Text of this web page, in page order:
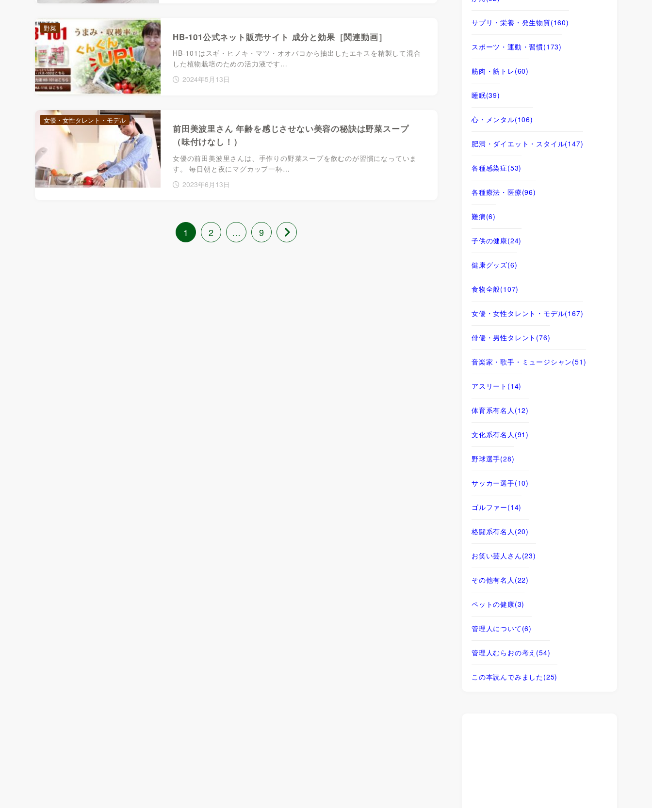
HB-101公式ネット販売サイト 成分と効果［関連動画］
HB-101はスギ・ヒノキ・マツ・オオバコから抽出したエキスを精製して混合
した植物栽培のための活力液です…
2024年5月13日
野菜
前田美波里さん 年齢を感じさせない美容の秘訣は野菜スープ
（味付けなし！）
女優の前田美波里さんは、手作りの野菜スープを飲むのが習慣になっていま
す。 毎日朝と夜にマグカップ一杯…
2023年6月13日
女優・女性タレント・モデル
1 2 … 9
サプリ・栄養・発生物質(160)
スポーツ・運動・習慣(173)
筋肉・筋トレ(60)
睡眠(39)
心・メンタル(106)
肥満・ダイエット・スタイル(147)
各種感染症(53)
各種療法・医療(96)
難病(6)
子供の健康(24)
健康グッズ(6)
食物全般(107)
女優・女性タレント・モデル(167)
俳優・男性タレント (76)
音楽家・歌手・ミュージシャン(51)
アスリート (14)
体育系有名人 (12)
文化系有名人 (91)
野球選手(28)
サッカー選手(10)
ゴルファー(14)
格闘系有名人 (20)
お笑い芸人さん(23)
その他有名人 (22)
ペットの健康(3)
管理人について(6)
管理人むらおの考え (54)
この本読んでみました(25)